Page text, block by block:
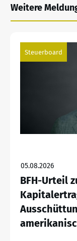
Weitere
Steuerboard
05.08.2026
BFH-Urteil